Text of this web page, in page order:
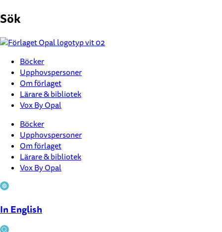
till
Sök
Böcker
Upphovspersoner
Om förlaget
Lärare & bibliotek
Vox By Opal
Böcker
Upphovspersoner
Om förlaget
Lärare & bibliotek
Vox By Opal
In English